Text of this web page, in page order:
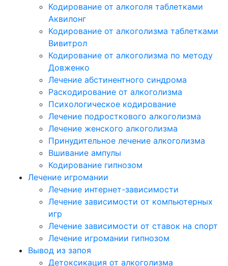
Кодирование от алкоголя таблетками
Аквилонг
Кодирование от алкоголизма таблетками
Вивитрол
Кодирование от алкоголизма по методу
Довженко
Лечение абстинентного синдрома
Раскодирование от алкоголизма
Психологическое кодирование
Лечение подросткового алкоголизма
Лечение женского алкоголизма
Принудительное лечение алкоголизма
Вшивание ампулы
Кодирование гипнозом
Лечение игромании
Лечение интернет-зависимости
Лечение зависимости от компьютерных
игр
Лечение зависимости от ставок на спорт
Лечение игромании гипнозом
Вывод из запоя
Детоксикация от алкоголизма